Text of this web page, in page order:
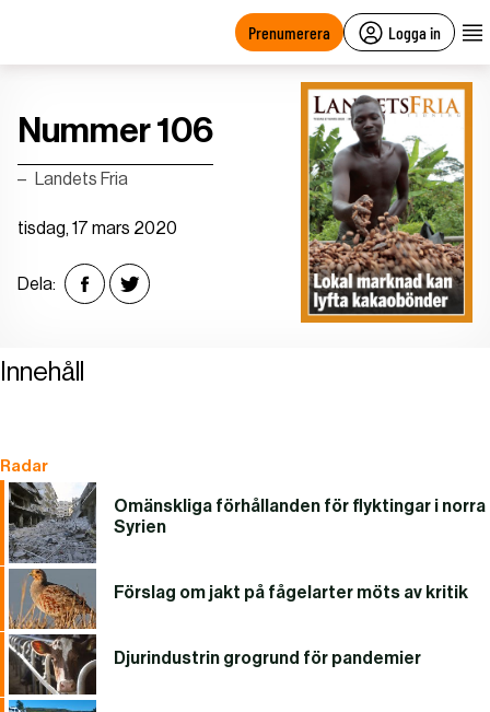
Prenumerera Logga in
Nummer 106
Landets Fria
tisdag, 17 mars 2020
Dela:
Innehåll
Radar
Omänskliga förhållanden för flyktingar i norra
Syrien
Förslag om jakt på fågelarter möts av kritik
Djurindustrin grogrund för pandemier